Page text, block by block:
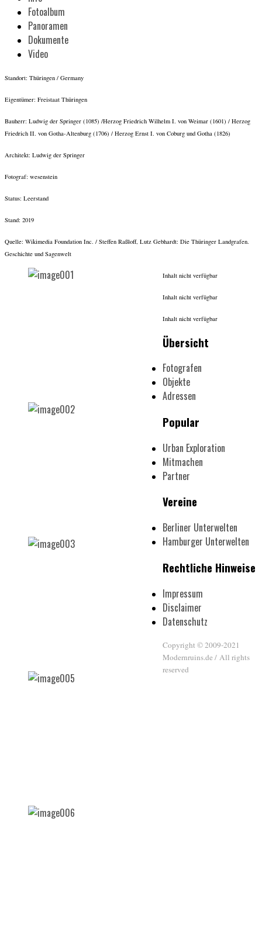
Fotoalbum
Panoramen
Dokumente
Video
Standort: Thüringen / Germany
Eigentümer: Freistaat Thüringen
Bauherr: Ludwig der Springer (1085) /Herzog Friedrich Wilhelm I. von Weimar (1601) / Herzog
Friedrich II. von Gotha-Altenburg (1706) / Herzog Ernst I. von Coburg und Gotha (1826)
Architekt: Ludwig der Springer
Fotograf: wesenstein
Status: Leerstand
Stand: 2019
Quelle: Wikimedia Foundation Inc. / Steffen Raßloff, Lutz Gebhardt: Die Thüringer Landgrafen.
Geschichte und Sagenwelt
Inhalt nicht verfügbar
Inhalt nicht verfügbar
Inhalt nicht verfügbar
Übersicht
Fotografen
Objekte
Adressen
Popular
Urban Exploration
Mitmachen
Partner
Vereine
Berliner Unterwelten
Hamburger Unterwelten
Rechtliche Hinweise
Impressum
Disclaimer
Datenschutz
Copyright © 2009-2021
Modernruins.de / All rights
reserved